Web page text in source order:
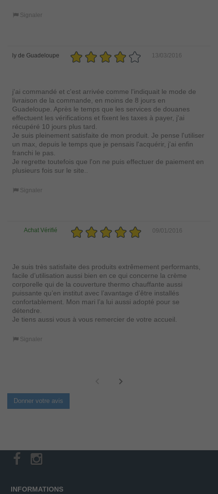
Signaler
ly de Guadeloupe 13/03/2016
j'ai commandé et c'est arrivée comme l'indiquait le mode de
livraison de la commande, en moins de 8 jours en
Guadeloupe. Après le temps que les services de douanes
effectuent les vérifications et fixent les taxes à payer, j'ai
récupéré 10 jours plus tard.
Je suis pleinement satisfaite de mon produit. Je pense l'utiliser
un max, depuis le temps que je pensais l'acquérir, j'ai enfin
franchi le pas.
Je regrette toutefois que l'on ne puis effectuer de paiement en
plusieurs fois sur le site..
Signaler
Achat Vérifié 09/01/2016
Je suis très satisfaite des produits extrêmement performants,
facile d’utilisation aussi bien en ce qui concerne la crème
corporelle qui de la couverture thermo chauffante aussi
puissante qu’en institut avec l’avantage d’être installés
confortablement. Mon mari l’a lui aussi adopté pour se
détendre.
Je tiens aussi vous à vous remercier de votre accueil.
Signaler
Donner votre avis
INFORMATIONS